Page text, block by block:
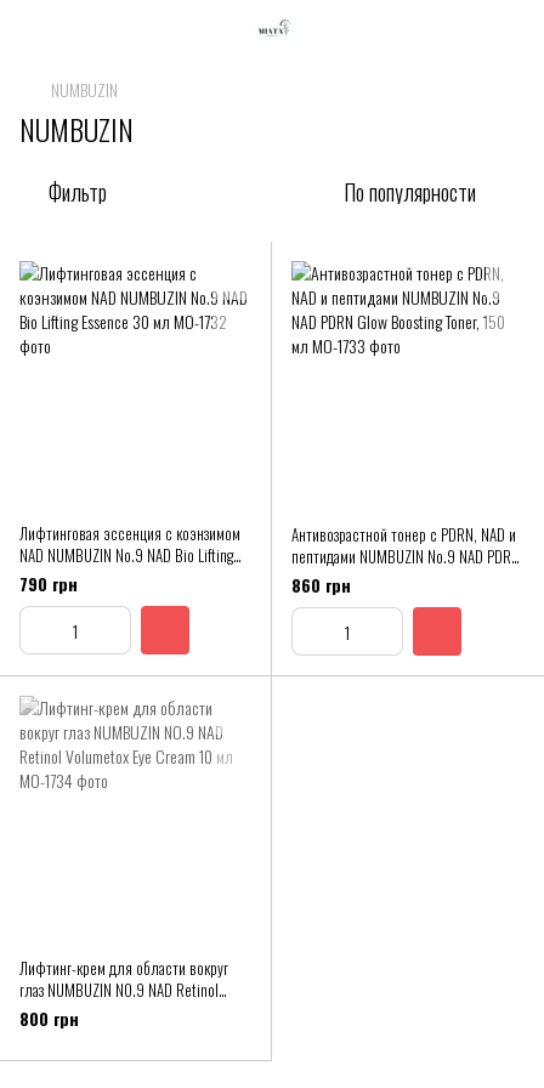
NUMBUZIN
NUMBUZIN
Фильтр По популярности
Лифтинговая эссенция с коэнзимом
NAD NUMBUZIN No.9 NAD Bio Lifting
Essence 30 мл
790 грн
Антивозрастной тонер с PDRN, NAD и
пептидами NUMBUZIN No.9 NAD PDRN
Glow Boosting Toner, 150 мл
860 грн
Лифтинг-крем для области вокруг
глаз NUMBUZIN NO.9 NAD Retinol
Volumetox Eye Cream 10 мл
800 грн